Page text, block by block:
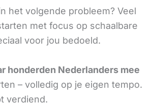
het volgende probleem? Veel
met focus op schaalbare
voor jou bedoeld.
honderden Nederlanders mee
– volledig op je eigen tempo.
verdiend.